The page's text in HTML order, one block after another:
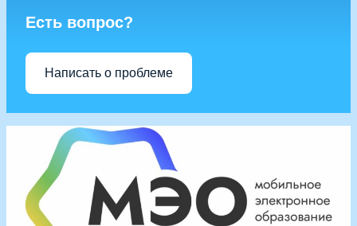
Есть вопрос?
Написать о проблеме